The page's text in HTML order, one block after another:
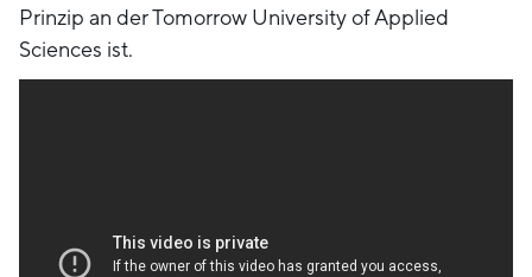
Prinzip an der Tomorrow University of Applied
Sciences ist.